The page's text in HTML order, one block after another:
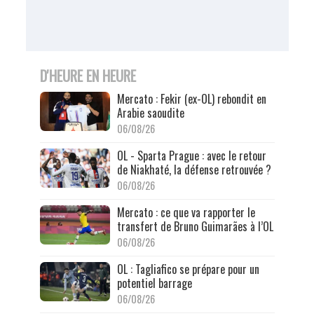
D'HEURE EN HEURE
Mercato : Fekir (ex-OL) rebondit en
Arabie saoudite
06/08/26
OL - Sparta Prague : avec le retour
de Niakhaté, la défense retrouvée ?
06/08/26
Mercato : ce que va rapporter le
transfert de Bruno Guimarães à l’OL
06/08/26
OL : Tagliafico se prépare pour un
potentiel barrage
06/08/26